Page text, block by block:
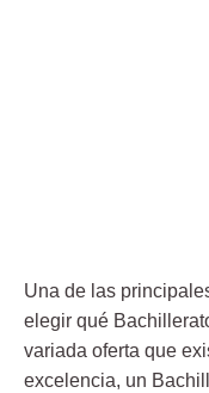
Una de las
elegir qué
variada oferta que
excelencia, un